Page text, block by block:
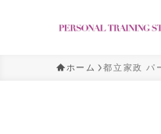
ホーム 都立家政 パ